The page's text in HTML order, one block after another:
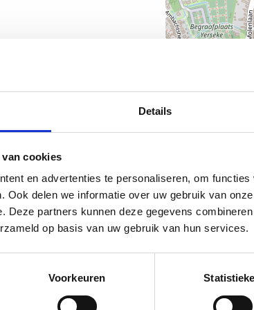
Details
cookies
en advertenties te personaliseren, om
Ook delen we informatie over uw gebruik van
Deze partners kunnen deze gegevens
op basis van uw gebruik van hun services.
Voorkeuren